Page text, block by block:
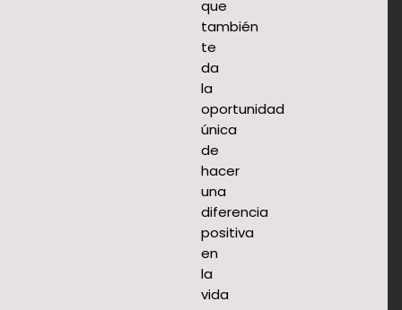
que
también
te
da
la
oportunidad
única
de
hacer
una
diferencia
positiva
en
la
vida